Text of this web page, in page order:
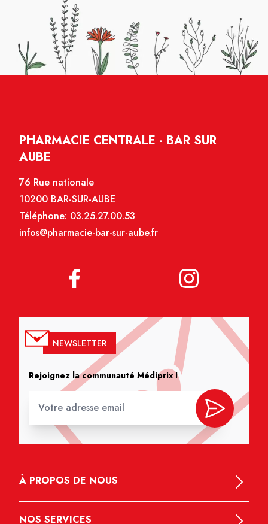
PHARMACIE CENTRALE - BAR SUR
AUBE
76 Rue nationale
10200 BAR-SUR-AUBE
Téléphone: 03.25.27.00.53
infos@pharmacie-bar-sur-aube.fr
NEWSLETTER
Rejoignez la communauté Médiprix !
À PROPOS DE NOUS
NOS SERVICES